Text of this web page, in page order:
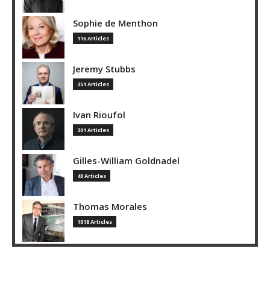
Sophie de Menthon
116 Articles
Jeremy Stubbs
351 Articles
Ivan Rioufol
301 Articles
Gilles-William Goldnadel
40 Articles
Thomas Morales
1018 Articles